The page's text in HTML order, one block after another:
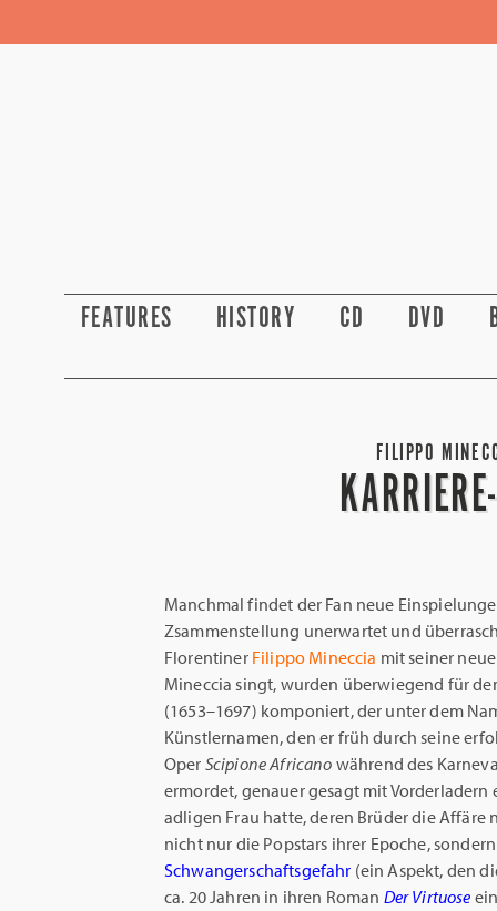
FEATURES HISTORY CD DVD
FILIPPO
Manchmal findet der Fan neue
Zsammenstellung unerwartet und
Florentiner Filippo Mineccia mit seiner
Mineccia singt, wurden überwiegend für
(1653–1697) komponiert, der unter dem
Künstlernamen, den er früh durch seine
Oper Scipione Africano während des
ermordet, genauer gesagt mit Vorderladern
adligen Frau hatte, deren Brüder die
nicht nur die Popstars ihrer Epoche,
Schwangerschaftsgefahr (ein Aspekt, den
ca. 20 Jahren in ihren Roman Der Virtuose